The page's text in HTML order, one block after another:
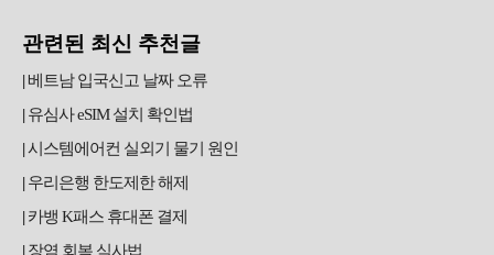
관련된 최신 추천글
베트남 입국신고 날짜 오류
유심사 eSIM 설치 확인법
시스템에어컨 실외기 물기 원인
우리은행 한도제한 해제
카뱅 K패스 휴대폰 결제
장염 회복 식사법